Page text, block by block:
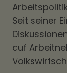
Seit seiner
auf